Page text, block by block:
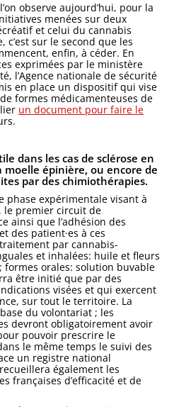
observe aujourd’hui, pour la
menées sur deux
et celui du cannabis
c’est sur le second que les
enfin, à céder. En
exprimées par le ministère
l’Agence nationale de sécurité
en place un dispositif qui vise
formes médicamenteuses de
un document pour faire le
dans les cas de sclérose en
moelle épinière, ou encore de
par des chimiothérapies.
phase expérimentale visant à
le premier circuit de
ainsi que l’adhésion des
des patient·es à ces
par cannabis-
et inhalées: huile et fleurs
formes orales: solution buvable
être initié que par des
visées et qui exercent
sur tout le territoire. La
du volontariat ; les
devront obligatoirement avoir
pouvoir prescrire le
le même temps le suivi des
un registre national
également les
françaises d’efficacité et de